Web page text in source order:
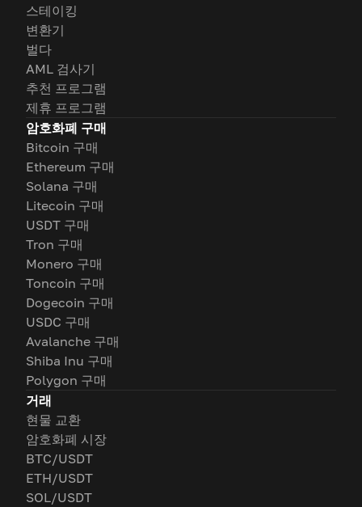
스테이킹
변환기
벌다
AML 검사기
추천 프로그램
제휴 프로그램
암호화폐 구매
Bitcoin 구매
Ethereum 구매
Solana 구매
Litecoin 구매
USDT 구매
Tron 구매
Monero 구매
Toncoin 구매
Dogecoin 구매
USDC 구매
Avalanche 구매
Shiba Inu 구매
Polygon 구매
거래
현물 교환
암호화폐 시장
BTC/USDT
ETH/USDT
SOL/USDT